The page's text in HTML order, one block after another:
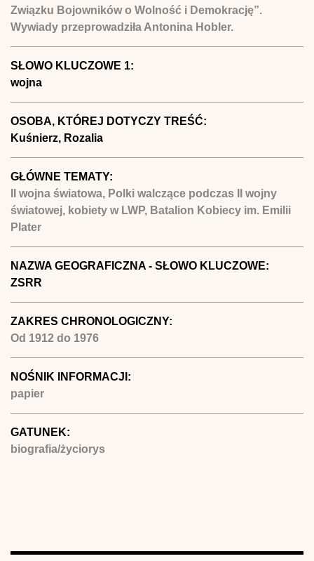
Związku Bojowników o Wolność i Demokrację”.
Wywiady przeprowadziła Antonina Hobler.
SŁOWO KLUCZOWE 1:
wojna
OSOBA, KTÓREJ DOTYCZY TREŚĆ:
Kuśnierz, Rozalia
GŁÓWNE TEMATY:
II wojna światowa, Polki walczące podczas II wojny
światowej, kobiety w LWP, Batalion Kobiecy im. Emilii
Plater
NAZWA GEOGRAFICZNA - SŁOWO KLUCZOWE:
ZSRR
ZAKRES CHRONOLOGICZNY:
Od 1912 do 1976
NOŚNIK INFORMACJI:
papier
GATUNEK:
biografia/życiorys